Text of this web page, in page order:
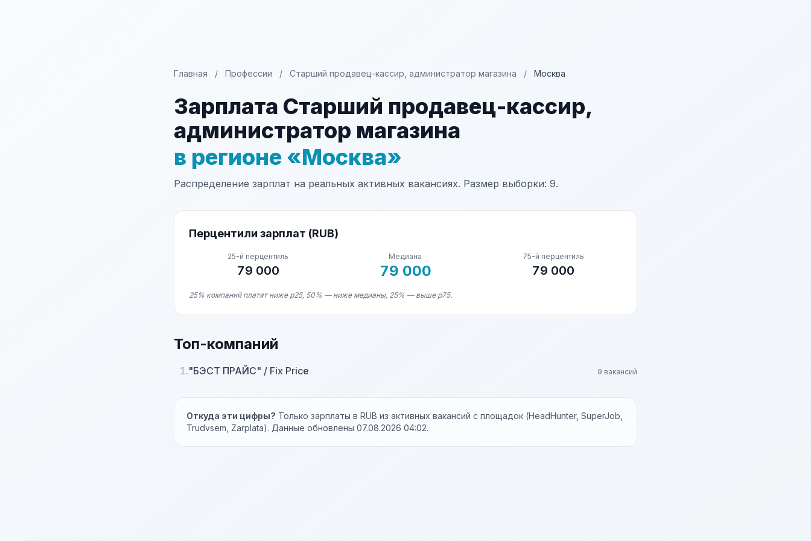
Главная / Профессии / Старший продавец-кассир, администратор магазина / Москва
Зарплата Старший продавец-кассир,
администратор магазина
в регионе «Москва»
Распределение зарплат на реальных активных вакансиях. Размер выборки: 9.
Перцентили зарплат (RUB)
25-й перцентиль
79 000
Медиана
79 000
75-й перцентиль
79 000
25% компаний платят ниже p25, 50% — ниже медианы, 25% — выше p75.
Топ-компаний
1."БЭСТ ПРАЙС" / Fix Price 9 вакансий
Откуда эти цифры? Только зарплаты в RUB из активных вакансий с площадок (HeadHunter, SuperJob,
Trudvsem, Zarplata). Данные обновлены 07.08.2026 04:02.